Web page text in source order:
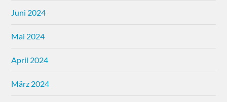
Juni 2024
Mai 2024
April 2024
März 2024